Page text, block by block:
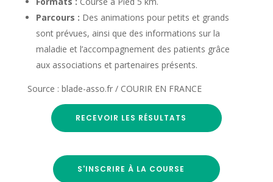
Parcours : Des animations pour petits et grands
sont prévues, ainsi que des informations sur la
maladie et l’accompagnement des patients grâce
aux associations et partenaires présents.
Source : blade-asso.fr / COURIR EN FRANCE
RECEVOIR LES RÉSULTATS
S'INSCRIRE À LA COURSE